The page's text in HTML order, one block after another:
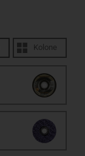
Kolone